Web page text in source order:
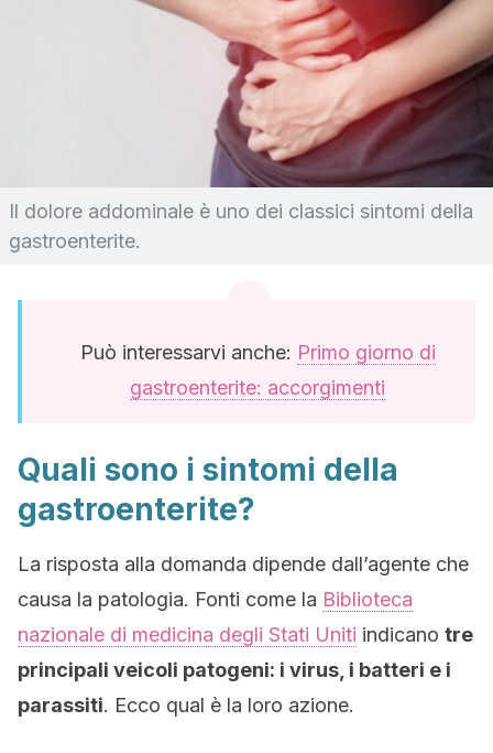
Il dolore addominale è uno dei classici sintomi della
gastroenterite.
Può interessarvi anche: Primo giorno di
gastroenterite: accorgimenti
Quali sono i sintomi della
gastroenterite?
La risposta alla domanda dipende dall’agente che
causa la patologia. Fonti come la Biblioteca
nazionale di medicina degli Stati Uniti indicano tre
principali veicoli patogeni: i virus, i batteri e i
parassiti. Ecco qual è la loro azione.